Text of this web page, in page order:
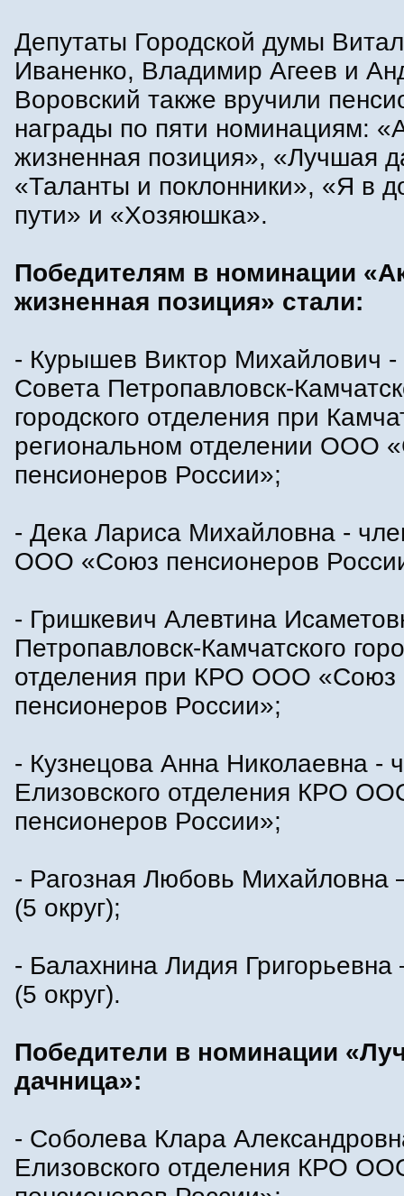
Депутаты Городской думы
Иваненко, Владимир Агеев и
Воровский также вручили
награды по пяти номинациям:
жизненная позиция», «Лучшая
«Таланты и поклонники», «Я в
пути» и «Хозяюшка».
Победителям в номинации
жизненная позиция» стали:
- Курышев Виктор Михайлович -
Совета Петропавловск-
городского отделения при
региональном отделении ООО
пенсионеров России»;
- Дека Лариса Михайловна -
ООО «Союз пенсионеров
- Гришкевич Алевтина
Петропавловск-Камчатского
отделения при КРО ООО «Союз
пенсионеров России»;
- Кузнецова Анна Николаевна -
Елизовского отделения КРО
пенсионеров России»;
- Рагозная Любовь Михайловна
(5 округ);
- Балахнина Лидия Григорьевна
(5 округ).
Победители в номинации
дачница»:
- Соболева Клара
Елизовского отделения КРО